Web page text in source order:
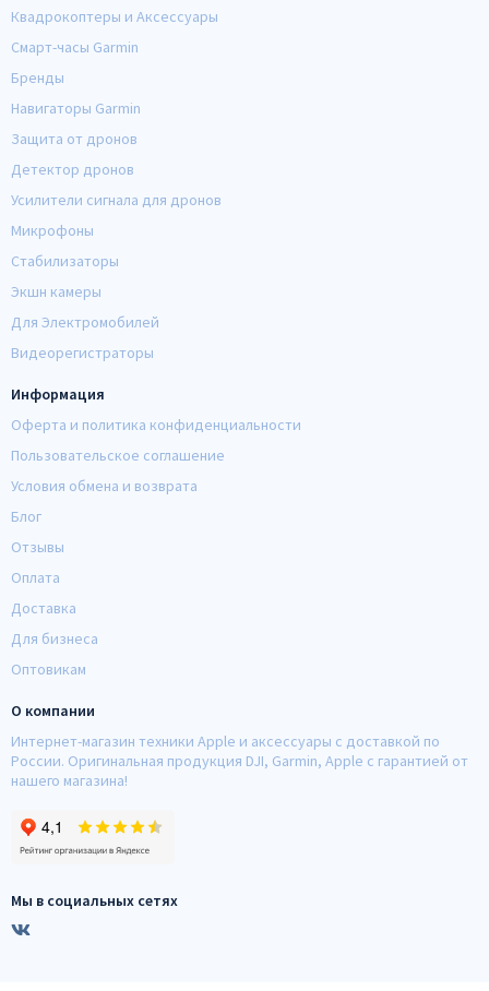
Квадрокоптеры и Аксессуары
Смарт-часы Garmin
Бренды
Навигаторы Garmin
Защита от дронов
Детектор дронов
Усилители сигнала для дронов
Микрофоны
Стабилизаторы
Экшн камеры
Для Электромобилей
Видеорегистраторы
Информация
Оферта и политика конфиденциальности
Пользовательское соглашение
Условия обмена и возврата
Блог
Отзывы
Оплата
Доставка
Для бизнеса
Оптовикам
О компании
Интернет-магазин техники Apple и аксессуары с доставкой по
России. Оригинальная продукция DJI, Garmin, Apple с гарантией от
нашего магазина!
Мы в социальных сетях